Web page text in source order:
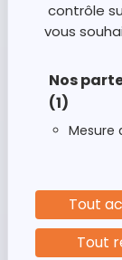
contrôle
vous
Nos
(1)
Mesure
Tout
Tout